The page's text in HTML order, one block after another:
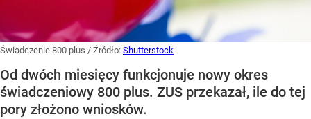
Świadczenie 800 plus / Źródło: Shutterstock
Od dwóch miesięcy funkcjonuje nowy okres
świadczeniowy 800 plus. ZUS przekazał, ile do tej
pory złożono wniosków.